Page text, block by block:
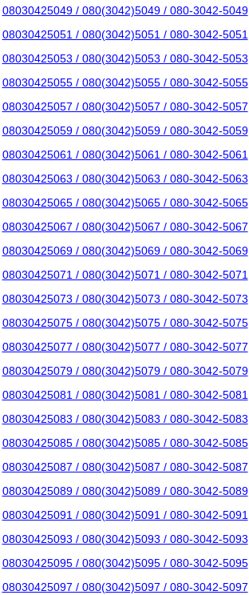
08030425049 / 080(3042)5049 / 080-3042-5049
08030425051 / 080(3042)5051 / 080-3042-5051
08030425053 / 080(3042)5053 / 080-3042-5053
08030425055 / 080(3042)5055 / 080-3042-5055
08030425057 / 080(3042)5057 / 080-3042-5057
08030425059 / 080(3042)5059 / 080-3042-5059
08030425061 / 080(3042)5061 / 080-3042-5061
08030425063 / 080(3042)5063 / 080-3042-5063
08030425065 / 080(3042)5065 / 080-3042-5065
08030425067 / 080(3042)5067 / 080-3042-5067
08030425069 / 080(3042)5069 / 080-3042-5069
08030425071 / 080(3042)5071 / 080-3042-5071
08030425073 / 080(3042)5073 / 080-3042-5073
08030425075 / 080(3042)5075 / 080-3042-5075
08030425077 / 080(3042)5077 / 080-3042-5077
08030425079 / 080(3042)5079 / 080-3042-5079
08030425081 / 080(3042)5081 / 080-3042-5081
08030425083 / 080(3042)5083 / 080-3042-5083
08030425085 / 080(3042)5085 / 080-3042-5085
08030425087 / 080(3042)5087 / 080-3042-5087
08030425089 / 080(3042)5089 / 080-3042-5089
08030425091 / 080(3042)5091 / 080-3042-5091
08030425093 / 080(3042)5093 / 080-3042-5093
08030425095 / 080(3042)5095 / 080-3042-5095
08030425097 / 080(3042)5097 / 080-3042-5097